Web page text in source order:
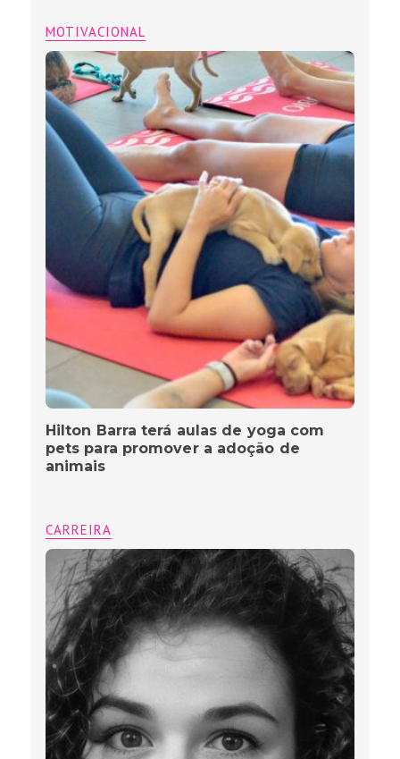
MOTIVACIONAL
Hilton Barra terá aulas de yoga com
pets para promover a adoção de
animais
CARREIRA